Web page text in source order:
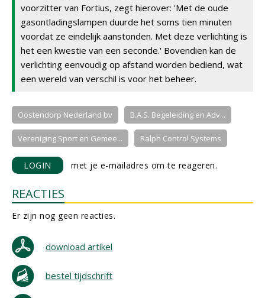
voorzitter van Fortius, zegt hierover: 'Met de oude
gasontladingslampen duurde het soms tien minuten
voordat ze eindelijk aanstonden. Met deze verlichting is
het een kwestie van een seconde.' Bovendien kan de
verlichting eenvoudig op afstand worden bediend, wat
een wereld van verschil is voor het beheer.
Oostendorp Nederland bv B.A.S. Begeleiding en Adv...
Vereniging Sport en Gemee... Ralph Control Systems
LOGIN met je e-mailadres om te reageren.
REACTIES
Er zijn nog geen reacties.
download artikel
bestel tijdschrift